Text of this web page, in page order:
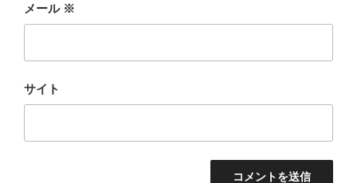
メール ※
サイト